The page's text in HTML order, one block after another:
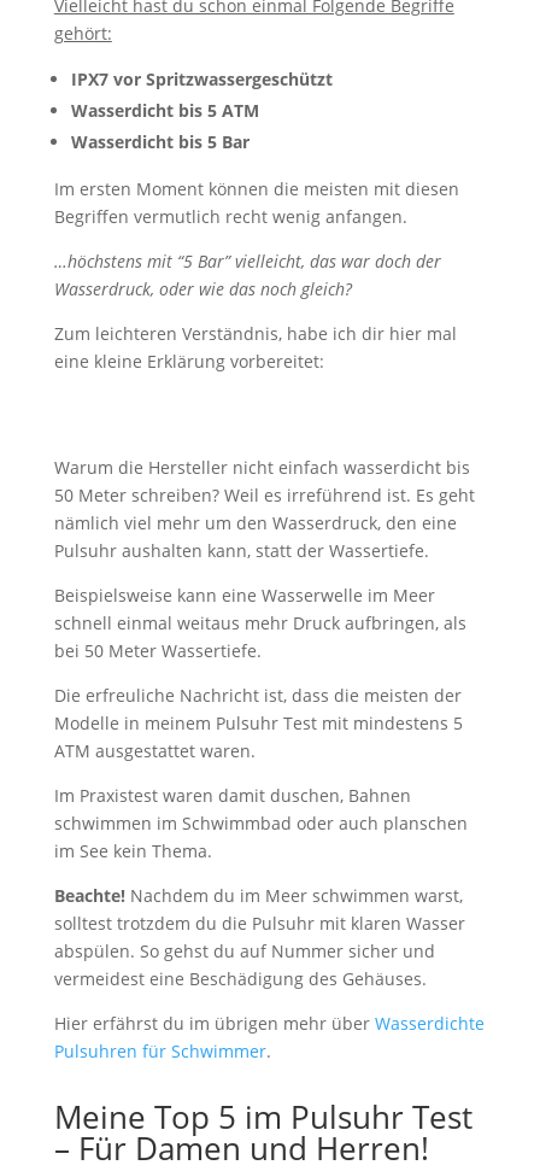
Vielleicht hast du schon einmal Folgende Begriffe
gehört:
IPX7 vor Spritzwassergeschützt
Wasserdicht bis 5 ATM
Wasserdicht bis 5 Bar
Im ersten Moment können die meisten mit diesen
Begriffen vermutlich recht wenig anfangen.
…höchstens mit “5 Bar” vielleicht, das war doch der
Wasserdruck, oder wie das noch gleich?
Zum leichteren Verständnis, habe ich dir hier mal
eine kleine Erklärung vorbereitet:
Warum die Hersteller nicht einfach wasserdicht bis
50 Meter schreiben? Weil es irreführend ist. Es geht
nämlich viel mehr um den Wasserdruck, den eine
Pulsuhr aushalten kann, statt der Wassertiefe.
Beispielsweise kann eine Wasserwelle im Meer
schnell einmal weitaus mehr Druck aufbringen, als
bei 50 Meter Wassertiefe.
Die erfreuliche Nachricht ist, dass die meisten der
Modelle in meinem Pulsuhr Test mit mindestens 5
ATM ausgestattet waren.
Im Praxistest waren damit duschen, Bahnen
schwimmen im Schwimmbad oder auch planschen
im See kein Thema.
Beachte!Nachdem du im Meer schwimmen warst,
solltest trotzdem du die Pulsuhr mit klaren Wasser
abspülen. So gehst du auf Nummer sicher und
vermeidest eine Beschädigung des Gehäuses.
Hier erfährst du im übrigen mehr über Wasserdichte
Pulsuhren für Schwimmer.
Meine Top 5 im Pulsuhr Test
– Für Damen und Herren!